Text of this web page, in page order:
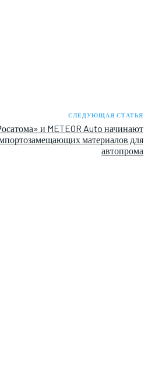
СЛЕДУЮЩАЯ СТАТЬЯ
и METEOR Auto начинают
материалов для
автопрома